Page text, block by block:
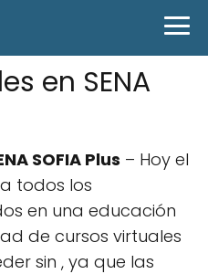
en SENA
SOFIA Plus – Hoy el
todos los
en una educación
de cursos virtuales
sin , ya que las